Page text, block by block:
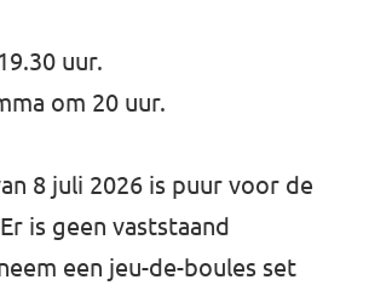
uur.
om 20 uur.
8 juli 2026 is puur voor de
is geen vaststaand
een jeu-de-boules set